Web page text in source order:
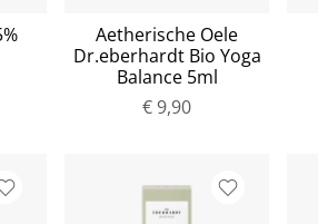
Aetherische Oele
Dr.eberhardt Bio Yoga
Balance 5ml
€ 9,90